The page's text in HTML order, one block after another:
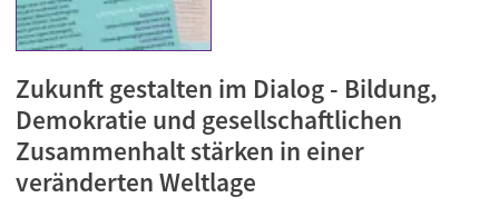
Zukunft gestalten im Dialog - Bildung,
Demokratie und gesellschaftlichen
Zusammenhalt stärken in einer
veränderten Weltlage